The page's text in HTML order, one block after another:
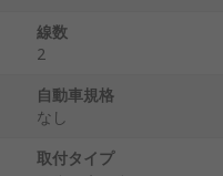
線数
2
自動車規格
なし
取付タイプ